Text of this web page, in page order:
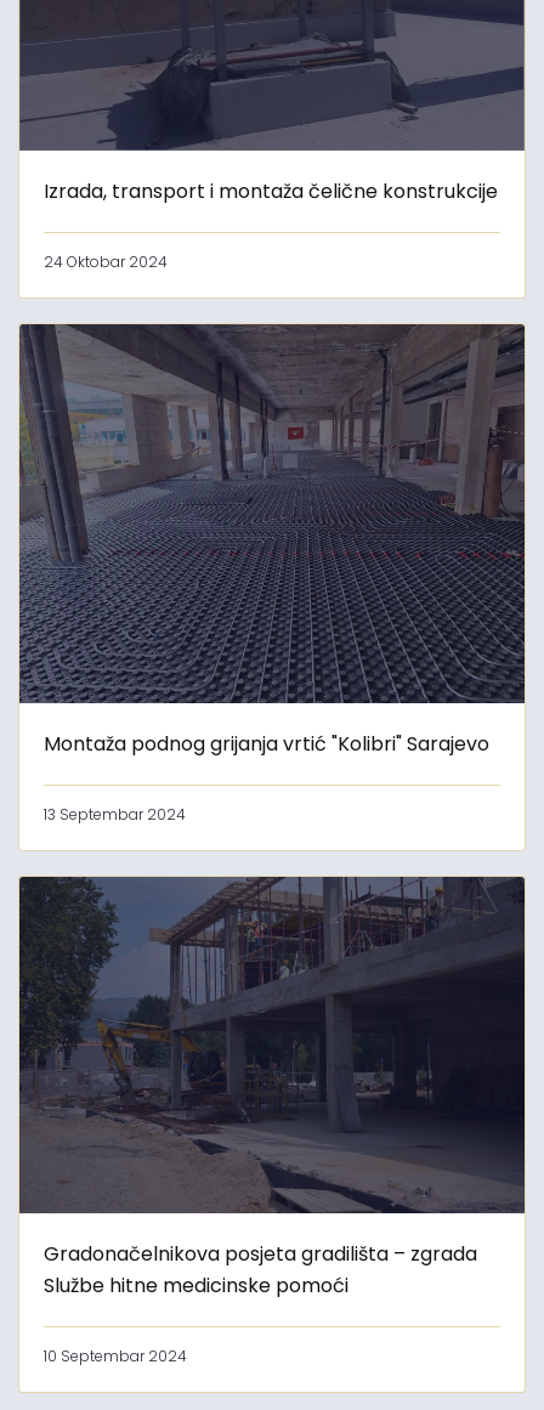
Izrada, transport i montaža čelične konstrukcije
24 Oktobar 2024
Montaža podnog grijanja vrtić "Kolibri" Sarajevo
13 Septembar 2024
Gradonačelnikova posjeta gradilišta – zgrada
Službe hitne medicinske pomoći
10 Septembar 2024